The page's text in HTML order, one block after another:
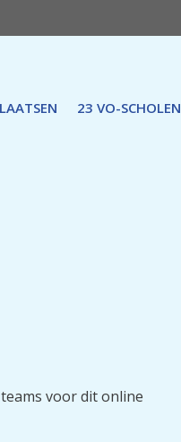
23 VO-SCHOLEN
voor dit online